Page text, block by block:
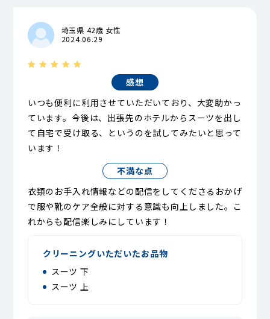
埼玉県 42歳 女性
2024.06.29
感想
いつも便利に利用させていただいており、大変助かっ
ています。今後は、出張先のホテルからスーツを出し
て自宅で受け取る、というのを試してみたいと思って
います！
不満な点
衣類のお手入れ情報などの配信をしてくださるおかげ
で服や靴のケア全般に対する意識も向上しました。こ
れからも配信楽しみにしています！
クリーニングいただいたお品物
スーツ 下
スーツ 上